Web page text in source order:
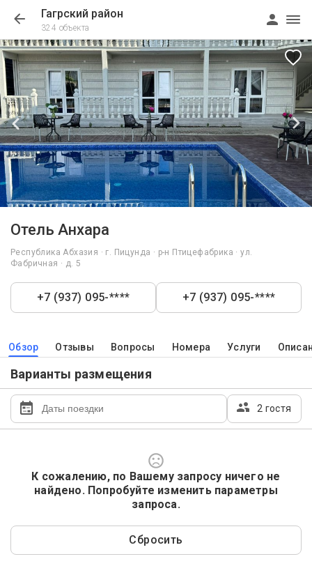
Гагрский район
324 объекта
Отель Анхара
Республика Абхазия · г. Пицунда · р-н Птицефабрика · ул.
Фабричная · д. 5
+7 (937) 095-**** +7 (937) 095-****
Обзор Отзывы Вопросы Номера Услуги
Варианты размещения
2 гостя
К сожалению, по Вашему запросу ничего не
найдено. Попробуйте изменить параметры
запроса.
Сбросить